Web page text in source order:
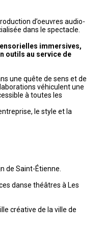
d’oeuvres audio-
dans le spectacle.
immersives,
outils au service de
une quête de sens et de
véhiculent une
à toutes les
le style et la
de Saint-Étienne.
danse théâtres à Les
créative de la ville de